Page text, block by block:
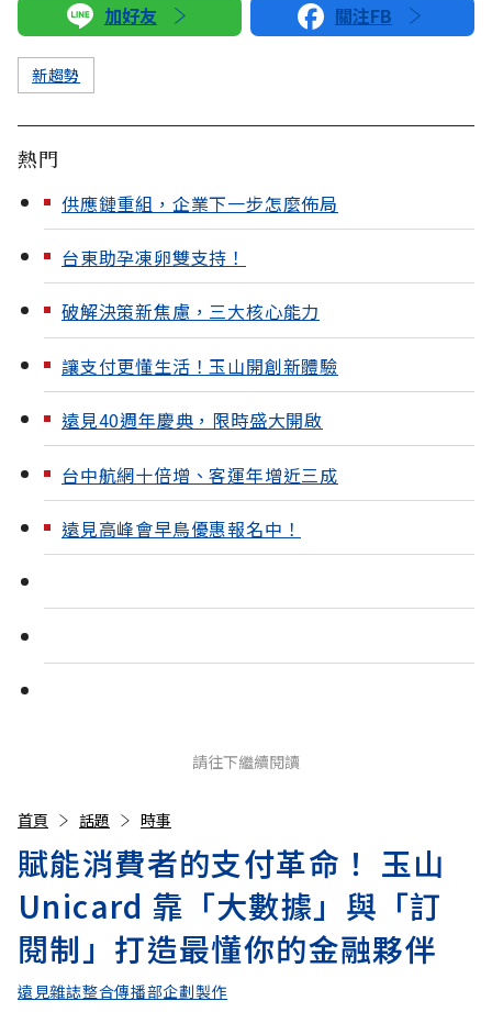
加好友 關注FB
新趨勢
熱門
供應鏈重組，企業下一步怎麼佈局
台東助孕凍卵雙支持！
破解決策新焦慮，三大核心能力
讓支付更懂生活！玉山開創新體驗
遠見40週年慶典，限時盛大開啟
台中航網十倍增、客運年增近三成
遠見高峰會早鳥優惠報名中！
請往下繼續閱讀
首頁 話題 時事
賦能消費者的支付革命！ 玉山
Unicard 靠「大數據」與「訂
閱制」打造最懂你的金融夥伴
遠見雜誌整合傳播部企劃製作